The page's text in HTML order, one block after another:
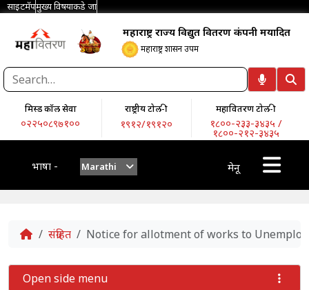
साइटमॅपमुख्य विषयाकडे जा
महाराष्ट्र राज्य विद्युत वितरण कंपनी मर्यादित
महाराष्ट्र शासन उपक्रम
मिस्ड कॉल सेवा
०२२५०८९७१००
राष्ट्रीय टोल-फ्री
१९१२/१९१२०
महावितरण टोल-फ्री
१८००-२३३-३४३५ /
१८००-२१२-३४३५
भाषा - Marathi मेनू
Home
संग्रहित Notice for allotment of works to
Open side menu